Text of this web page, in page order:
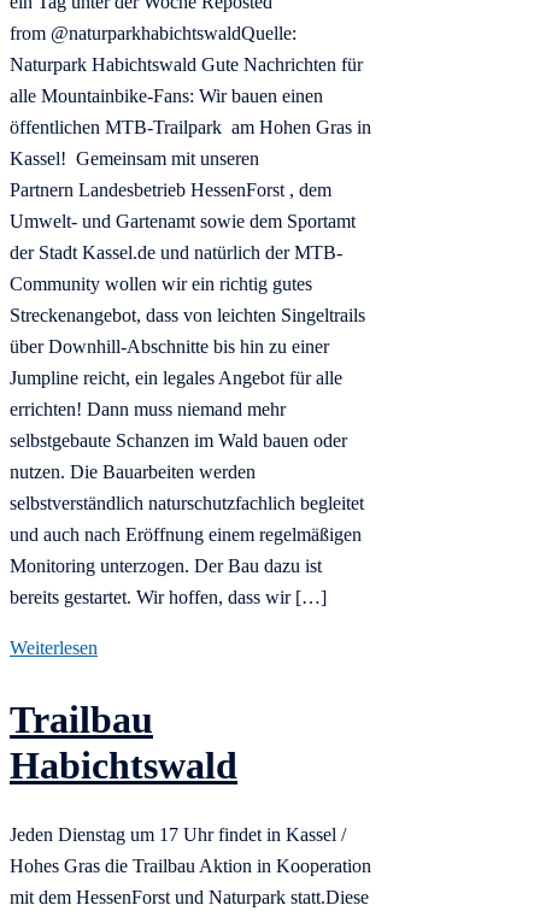
from @naturparkhabichtswaldQuelle:
Naturpark Habichtswald Gute Nachrichten für
alle Mountainbike-Fans: Wir bauen einen
öffentlichen MTB-Trailpark am Hohen Gras in
Kassel! Gemeinsam mit unseren
Partnern Landesbetrieb HessenForst , dem
Umwelt- und Gartenamt sowie dem Sportamt
der Stadt Kassel.de und natürlich der MTB-
Community wollen wir ein richtig gutes
Streckenangebot, dass von leichten Singeltrails
über Downhill-Abschnitte bis hin zu einer
Jumpline reicht, ein legales Angebot für alle
errichten! Dann muss niemand mehr
selbstgebaute Schanzen im Wald bauen oder
nutzen. Die Bauarbeiten werden
selbstverständlich naturschutzfachlich begleitet
und auch nach Eröffnung einem regelmäßigen
Monitoring unterzogen. Der Bau dazu ist
bereits gestartet. Wir hoffen, dass wir […]
Weiterlesen
Trailbau
Habichtswald
Jeden Dienstag um 17 Uhr findet in Kassel /
Hohes Gras die Trailbau Aktion in Kooperation
mit dem HessenForst und Naturpark statt.Diese